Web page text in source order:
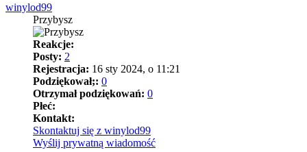
winylod99
Przybysz
Reakcje:
Posty: 2
Rejestracja: 16 sty 2024, o 11:21
Podziękował;: 0
Otrzymał podziękowań: 0
Płeć:
Kontakt:
Skontaktuj się z winylod99
Wyślij prywatną wiadomość